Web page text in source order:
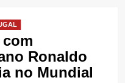
Ronaldo
no Mundial